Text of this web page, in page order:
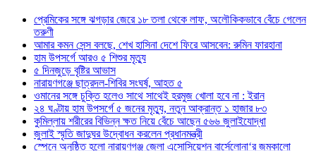
প্রেমিকের সঙ্গে ঝগড়ার জেরে ১৮ তলা থেকে লাফ, অলৌকিকভাবে বেঁচে গেলেন
তরুণী
আমার কমন সেন্স বলছে, শেখ হাসিনা দেশে ফিরে আসবেন: রুমিন ফারহানা
হাম উপসর্গে আরও ৫ শিশুর মৃত্যু
৫ দিনজুড়ে বৃষ্টির আভাস
নারায়ণগঞ্জে ছাত্রদল-শিবির সংঘর্ষ, আহত ৫
ওমানের সঙ্গে চুক্তি হলেও সাথে সাথেই হরমুজ খোলা হবে না : ইরান
২৪ ঘণ্টায় হাম উপসর্গে ৫ জনের মৃত্যু, নতুন আক্রান্ত ১ হাজার ৮৩
কুমিল্লায় শরীরের বিভিন্ন ক্ষত নিয়ে বেঁচে আছেন ৫৬৬ জুলাইযোদ্ধা
জুলাই স্মৃতি জাদুঘর উদ্বোধন করলেন প্রধানমন্ত্রী
স্পেনে অনুষ্ঠিত হলো নারায়ণগঞ্জ জেলা এসোসিয়েশন বার্সেলোনা‘র জমকালো